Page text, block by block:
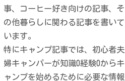
事、コーヒー好き向けの記事、そ
の他暮らしに関わる記事を書いて
います。
特にキャンプ記事では、初心者夫
婦キャンパーが知識0経験0からキ
ャンプを始めるために必要な情報